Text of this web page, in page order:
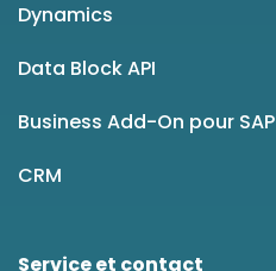
Dynamics
Data Block API
Business Add-On pour SAP
CRM
Service et contact